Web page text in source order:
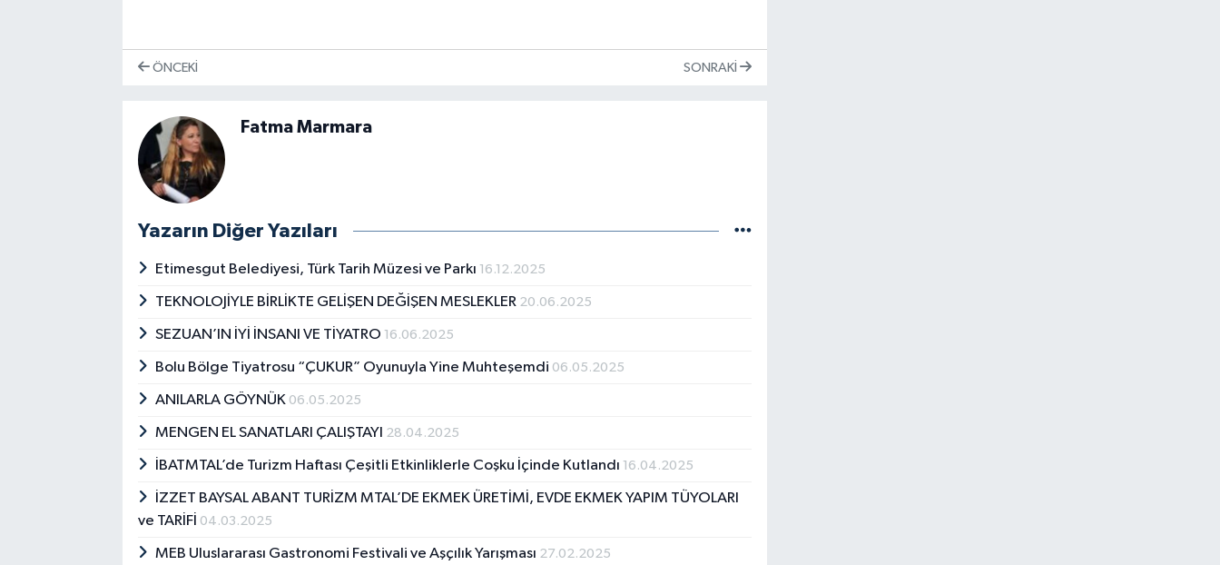
ÖNCEKI SONRAKI
Fatma Marmara
Yazarın Diğer Yazıları
Etimesgut Belediyesi, Türk Tarih Müzesi ve Parkı 16.12.2025
TEKNOLOJİYLE BİRLİKTE GELİŞEN DEĞİŞEN MESLEKLER 20.06.2025
SEZUAN’IN İYİ İNSANI VE TİYATRO 16.06.2025
Bolu Bölge Tiyatrosu “ÇUKUR” Oyunuyla Yine Muhteşemdi 06.05.2025
ANILARLA GÖYNÜK 06.05.2025
MENGEN EL SANATLARI ÇALIŞTAYI 28.04.2025
İBATMTAL’de Turizm Haftası Çeşitli Etkinliklerle Coşku İçinde Kutlandı 16.04.2025
İZZET BAYSAL ABANT TURİZM MTAL’DE EKMEK ÜRETİMİ, EVDE EKMEK YAPIM TÜYOLARI
ve TARİFİ 04.03.2025
MEB Uluslararası Gastronomi Festivali ve Aşçılık Yarışması 27.02.2025